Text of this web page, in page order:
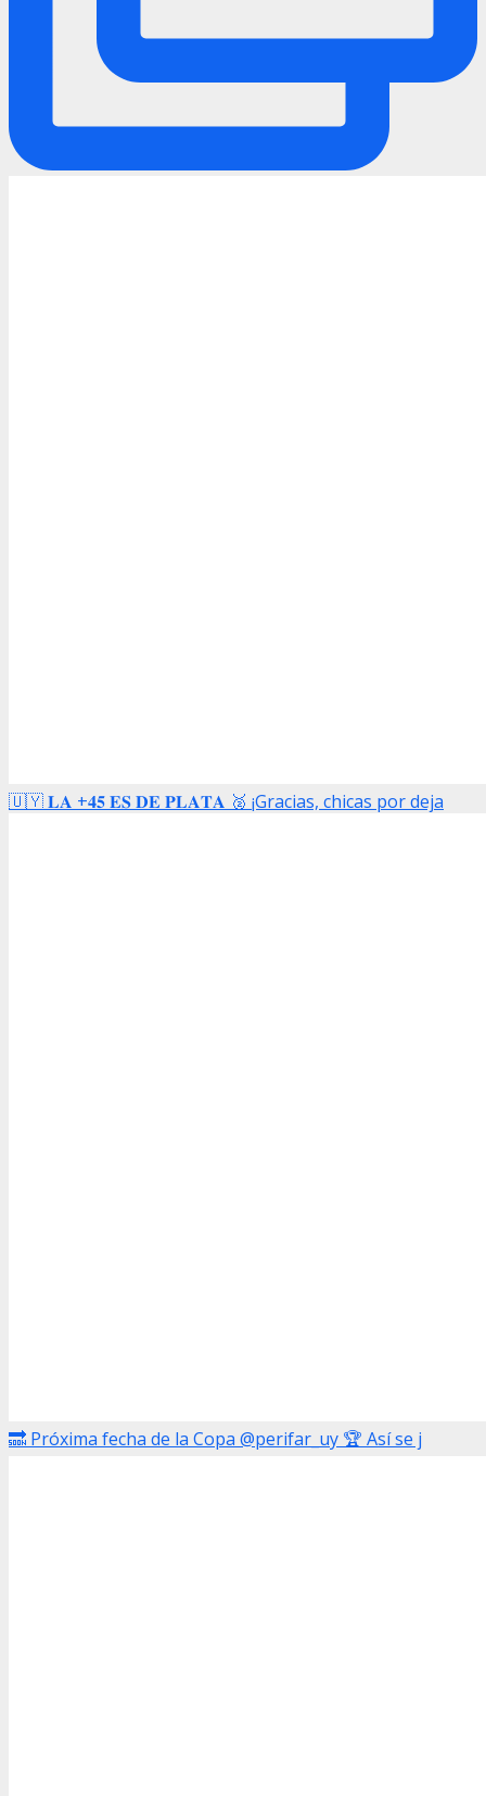
🇺🇾 𝐋𝐀 +𝟒𝟓 𝐄𝐒 𝐃𝐄 𝐏𝐋𝐀𝐓𝐀 🥈 ¡Gracias, chicas por deja
🔜 Próxima fecha de la Copa @perifar_uy 🏆 Así se j